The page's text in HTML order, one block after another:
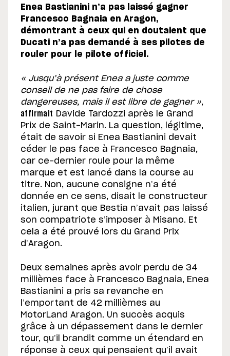
Enea Bastianini n’a pas laissé gagner
Francesco Bagnaia en Aragon,
démontrant à ceux qui en doutaient que
Ducati n’a pas demandé à ses pilotes de
rouler pour le pilote officiel.
« Jusqu’à présent Enea a juste comme
conseil de ne pas faire de chose
dangereuses, mais il est libre de gagner »,
affirmait Davide Tardozzi après le Grand
Prix de Saint-Marin. La question, légitime,
était de savoir si Enea Bastianini devait
céder le pas face à Francesco Bagnaia,
car ce-dernier roule pour la même
marque et est lancé dans la course au
titre. Non, aucune consigne n’a été
donnée en ce sens, disait le constructeur
italien, jurant que Bestia n’avait pas laissé
son compatriote s’imposer à Misano. Et
cela a été prouvé lors du Grand Prix
d’Aragon.
Deux semaines après avoir perdu de 34
millièmes face à Francesco Bagnaia, Enea
Bastianini a pris sa revanche en
l’emportant de 42 millièmes au
MotorLand Aragon. Un succès acquis
grâce à un dépassement dans le dernier
tour, qu’il brandit comme un étendard en
réponse à ceux qui pensaient qu’il avait